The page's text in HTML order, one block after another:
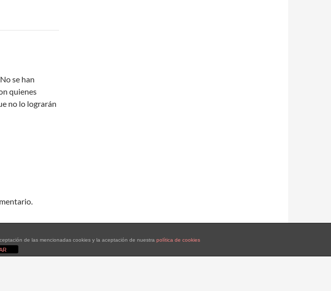
se han
quienes
no lo lograrán
de las mencionadas cookies y la aceptación de nuestra política de cookies